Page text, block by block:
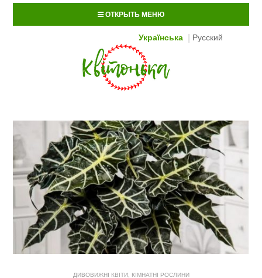
ОТКРЫТЬ МЕНЮ
Українська Русский
ДИВОВИЖНІ КВІТИ, КІМНАТНІ РОСЛИНИ